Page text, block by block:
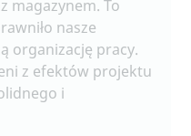
magazynem. To
nasze
organizację pracy.
z efektów projektu
i